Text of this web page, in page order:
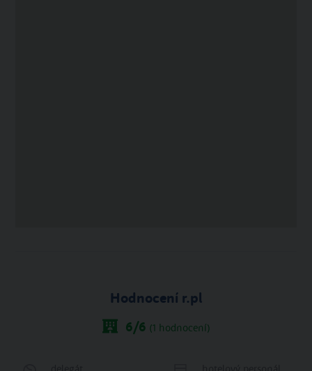
Hodnocení r.pl
6/6 (1 hodnocení)